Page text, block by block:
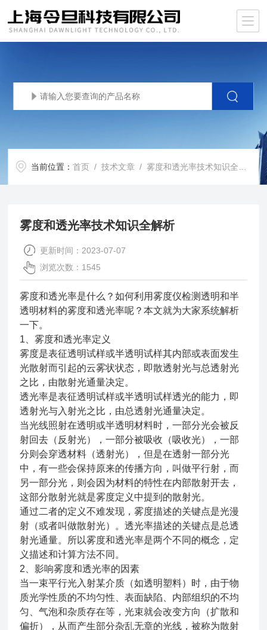
当前位置：首页 /技术文章 / 雾度和透光率技术知识全解析
雾度和透光率技术知识全解析
更新时间：2023-07-07
浏览次数：1545
雾度和透光率是什么？如何利用雾度仪检测透明和半
透明材料的雾度和透光率呢？本文就为大家系统解析
一下。
1、雾度和透光率定义
雾度是表征透明试样或半透明试样其内部或表面发生
光散射而引起的云雾状状态，即散透射光与总透射光
之比，由散射光通量决定。
透光率是表征透明试样或半透明试样透光的能力，即
透射光与入射光之比，由总透射光通量决定。
当光线照射在透明或半透明材料时，一部分光会被反
射回去（反射光），一部分被吸收（吸收光），一部
分则会穿透材料（透射光），但是在透射一部分光
中，有一些会保持原来的传播方向，叫做平行射，而
另一部分光，则会因为材料的特性在内部散射开去，
这部分散射光就是雾度定义中提到的散射光。
通过二者的定义不难发现，雾度描述的关键点是光漫
射（或者叫做散射光）。透光率描述的关键点是总透
射光通量。所以雾度和透光率是两个不同的概念，定
义描述和计算方法不同。
2、影响雾度和透光率的因素
当一束平行光入射某介质（如透明塑料）时，由于物
质光学性质的不均匀性、表面缺陷、内部组织的不均
匀、气泡和杂质存在等，光束就会改变方向（扩散和
偏折），从而产生部分杂乱无章的光线，被称为散射